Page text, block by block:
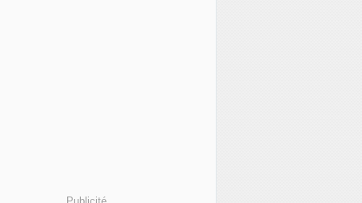
Publicité